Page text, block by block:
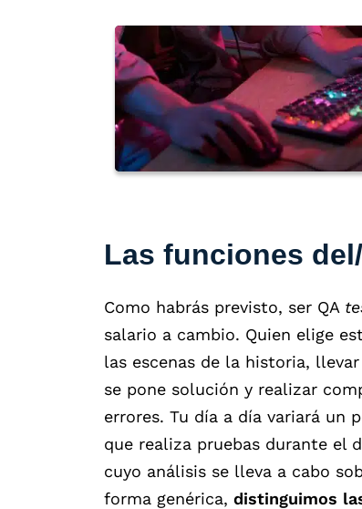
Las funciones
Como habrás previsto, ser QA
salario a cambio. Quien elige
las escenas de la historia,
se pone solución y realizar
errores. Tu día a día variará un
que realiza pruebas durante
cuyo análisis se lleva a cabo
forma genérica, distinguimos